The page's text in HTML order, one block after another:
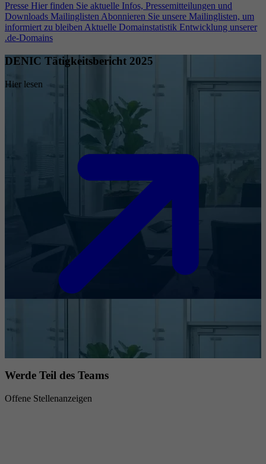
Presse Hier finden Sie aktuelle Infos, Pressemitteilungen und
Downloads Mailinglisten Abonnieren Sie unsere Mailinglisten, um
informiert zu bleiben Aktuelle Domainstatistik Entwicklung unserer
.de-Domains
DENIC Tätigkeitsbericht 2025
Hier lesen
Werde Teil des Teams
Offene Stellenanzeigen